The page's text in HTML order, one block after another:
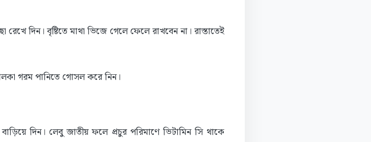
দিন। বৃষ্টিতে মাথা ভিজে গেলে ফেলে রাখবেন না। রাস্তাতেই
গরম পানিতে গোসল করে নিন।
দিন। লেবু জাতীয় ফলে প্রচুর পরিমাণে ভিটামিন সি থাকে